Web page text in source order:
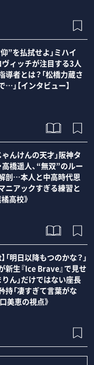
”を払拭せよ」ミハイ
ヴィッチが注目する3人
導者とは？「松橋力蔵さ
…」【インタビュー】
ゃんけんの天才」阪神タ
高橋遥人、“無双”のルー
剖…本人と中高時代恩
ニアックすぎる練習と
高校》
「明日以降もつのかな？」
新生『Ice Brave』で見せ
りん」だけではない座長
持「凄すぎて言葉がな
美恵の視点》